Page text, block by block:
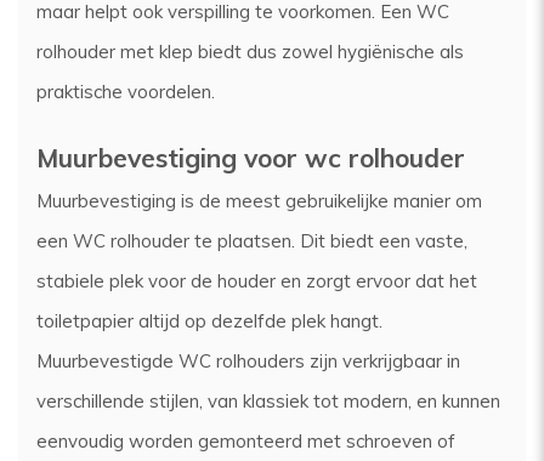
maar helpt ook verspilling te voorkomen. Een WC
rolhouder met klep biedt dus zowel hygiënische als
praktische voordelen.
Muurbevestiging voor wc rolhouder
Muurbevestiging is de meest gebruikelijke manier om
een WC rolhouder te plaatsen. Dit biedt een vaste,
stabiele plek voor de houder en zorgt ervoor dat het
toiletpapier altijd op dezelfde plek hangt.
Muurbevestigde WC rolhouders zijn verkrijgbaar in
verschillende stijlen, van klassiek tot modern, en kunnen
eenvoudig worden gemonteerd met schroeven of